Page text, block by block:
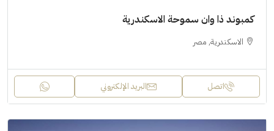
كمبوند ذا وان سموحة الاسكندرية
الاسكندرية, مصر
اتصل البريد الإلكتروني